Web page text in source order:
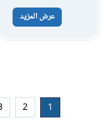
عرض المزيد
1
2